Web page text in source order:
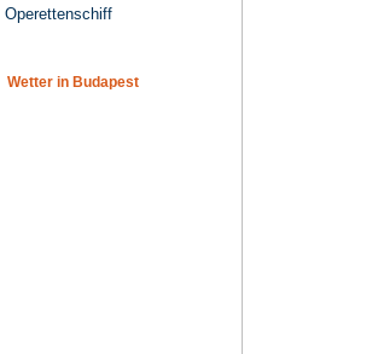
Operettenschiff
Wetter in Budapest